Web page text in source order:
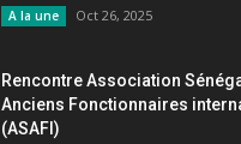
A la une Oct 26, 2025
Rencontre Association
Anciens Fonctionnaires
(ASAFI)